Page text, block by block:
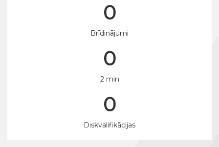
0
Brīdinājumi
0
2 min
0
Diskvalifikācijas